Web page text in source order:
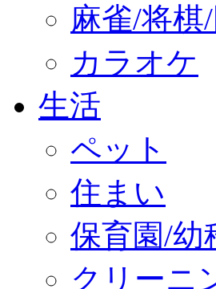
麻雀/将棋
カラオケ
生活
ペット
住まい
保育園/幼
クリーニ